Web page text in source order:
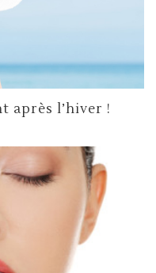
après l’hiver !